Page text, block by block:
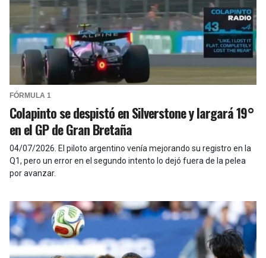
FÓRMULA 1
Colapinto se despistó en Silverstone y largará 19°
en el GP de Gran Bretaña
04/07/2026 El piloto argentino venía mejorando su registro en la
Q1, pero un error en el segundo intento lo dejó fuera de la pelea
por avanzar.